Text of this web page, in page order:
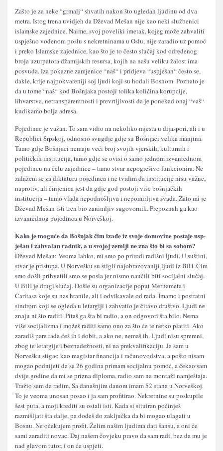
Zašto je za neke “grmalj“ shvatih nakon što ugledah ljudinu od dva
metra. Istog trena uvidjeh da Dževad Mešan nije kao neki službenici
islamske zajednice. Naime, svoj poveliki imetak, kojeg može zahvaliti
uspješno vođenom poslu s nekretninama u Oslu, nije zaradio uz pomoć
i preko Islamske zajednice, kao što je to često slučaj kod određenog
broja uzurpatora džamijskih resursa, kojih na našu veliku žalost ima
posvuda. Iza pokazne zamjenice “naš“ i pridjeva “uspješan“ često se,
dakle, krije najpokvareniji soj ljudi koji su hodali Bosnom. Poznato je
da u tome “naš“ kod Bošnjaka postoji tolika količina korupcije,
lihvarstva, netransparentnosti i prevrtljivosti da je ponekad onaj “vaš“
kudikamo bolja adresa.
Pojedinac je važan. To sam vidio na nekoliko mjesta u dijaspori, ali i u
Republici Srpskoj, odnosno svugdje gdje su Bošnjaci velika manjina.
Tamo gdje Bošnjaci nemaju veći broj svojih vjerskih, kulturnih i
političkih institucija, tamo gdje se ovisi o samo jednom izvanrednom
pojedincu na čelu zajednice – tamo stvar nepogrešivo funkcionira. Ne
zalažem se za diktaturu pojedinca i ne tvrdim da institucije nisu važne,
naprotiv, ali činjenica jest da gdje god postoji više bošnjačkih
institucija – tamo vlada nepodnošljiva i nepomirljiva svađa. Zato mi je
Dževad Mešan isti tren bio zanimljiv sugovornik. Prepoznah ga kao
izvanrednog pojedinca u Norveškoj.
Kako je moguće da Bošnjak čim izađe iz svoje domovine postaje us­p­
ješan i zahvalan radnik, a u svojoj zemlji ne zna što bi sa sobom?
Dževad Mešan: Veoma lahko, mi smo po prirodi radišni ljudi. U suštini,
stvar je pristupa. U Norvešku su stigli najobrazovaniji ljudi iz BiH. Čim
smo došli prihvatili smo se posla jer nismo naučili biti socijalni slučaj.
U BiH je drugi slučaj. Došle su organizacije poput Merhameta i
Caritasa koje su nas hranile, ali i odvikavale od rada. Imamo i postratni
sindrom koji se ogleda u letargiji i zahvatio je čitavo društvo. Ljudi ne
znaju ni što raditi. Pitaš ga šta bi radio, a on odgovori šta bilo. Nema
više socijalizma i možeš raditi samo ono za što će te netko platiti. Ako
zaradiš pare tada ćeš ih i dobit, a ako ne, nemaš ih. Ljudi nisu spremni,
zbog te letargije i beznadežnosti, ni na prekvalifikaciju. Ja sam u
Norvešku stigao kao magistar financija i računovodstva, a pošto nisam
mogao podnijeti da sa 26 godina primam socijalnu pomoć, a čekao sam
dvije godine da mi se prizna diploma, radio sam na montaži namještaja.
Tražio sam da radim. Sa današnjim danom imam 52 stana u Norveškoj.
To je veoma unosan posao i ja sam profitirao. Nekretnine su poskupile
šest puta, a moji krediti su ostali isti. Kada si situiran počinješ
razmišljati šta dalje, pa dođeš do zaključka da bi mogao ulagati u
Bosnu. Ne očekujem profit. Želim našim ljudima dati šansu, a oni će
sami zaraditi novac. Daj našem čovjeku pravo da sam radi, bez da mu je
nad glavom tutor, i on će uspjeti.